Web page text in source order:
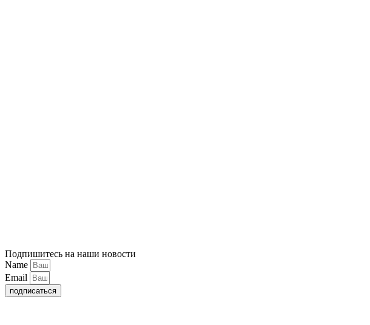
Подпишитесь на наши новости
Name
Email
подписаться